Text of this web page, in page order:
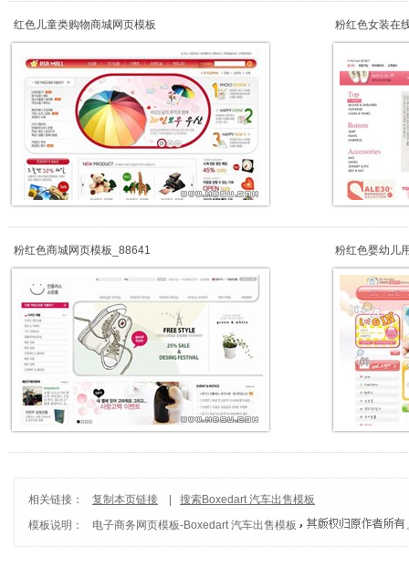
红色儿童类购物商城网页模板 粉红色女装在
粉红色商城网页模板_88641 粉红色婴幼儿
相关链接： 复制本页链接
搜索Boxedart 汽车出售模板
模板说明：
电子商务网页模板-Boxedart 汽车出售模板